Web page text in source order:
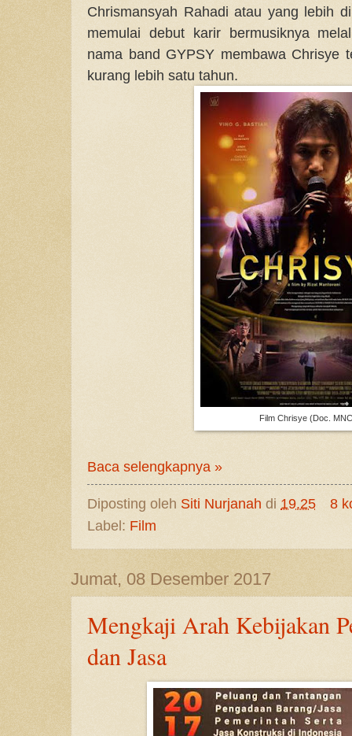
Chrismansyah Rahadi atau yang lebih
memulai debut karir bermusiknya
nama band GYPSY membawa Chrisye
kurang lebih satu tahun.
Film Chrisye (Doc.
Baca selengkapnya »
Diposting oleh Siti Nurjanah di 19.25
8
Label: Film
Jumat, 08 Desember 2017
Mengkaji Arah Kebijakan
dan Jasa